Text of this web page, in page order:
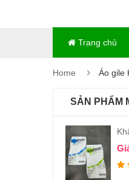
Trang chủ
Home Áo gile
SẢN PHẨM